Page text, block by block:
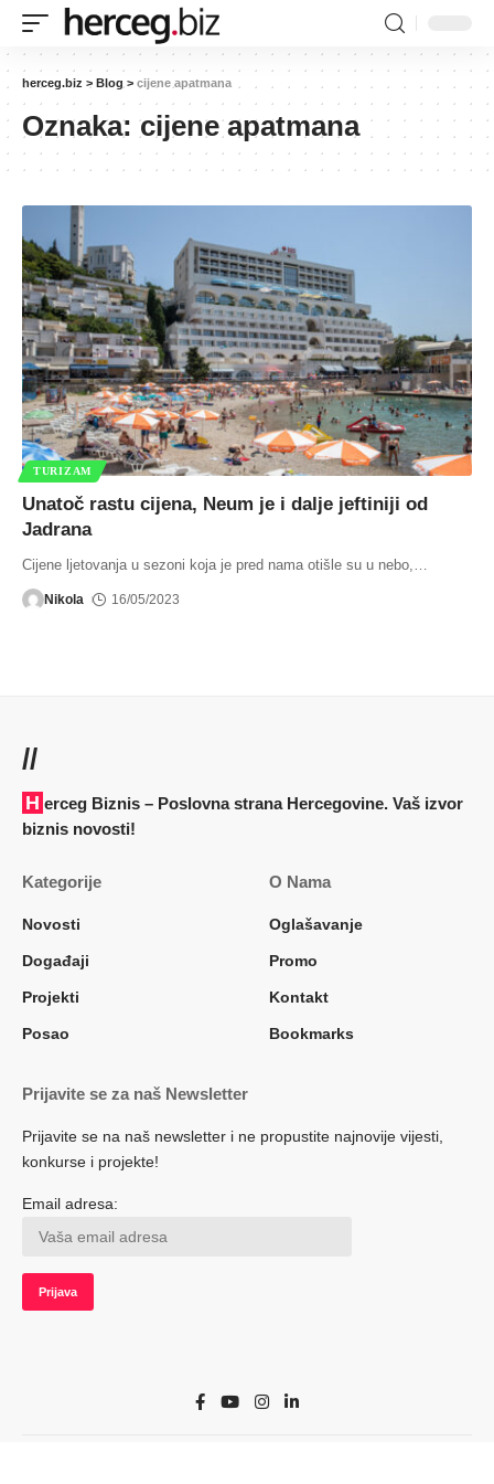
herceg.biz > Blog > cijene apatmana
Oznaka:cijene apatmana
TURIZAM
Unatoč rastu cijena, Neum je i dalje jeftiniji od
Jadrana
Cijene ljetovanja u sezoni koja je pred nama otišle su u nebo,
Nikola 16/05/2023
//
Herceg Biznis – Poslovna strana Hercegovine. Vaš izvor
biznis novosti!
Kategorije
Novosti
Događaji
Projekti
Posao
O Nama
Oglašavanje
Promo
Kontakt
Bookmarks
Prijavite se za naš Newsletter
Prijavite se na naš newsletter i ne propustite najnovije vijesti,
konkurse i projekte!
Email adresa: